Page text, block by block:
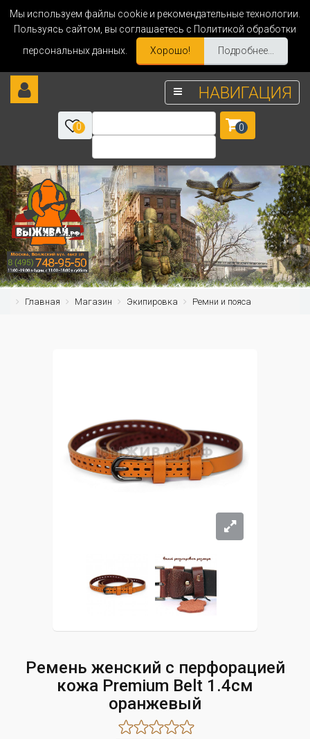
Мы используем файлы cookie и рекомендательные технологии.
Пользуясь сайтом, вы соглашаетесь с Политикой обработки
персональных данных.
Хорошо! Подробнее...
НАВИГАЦИЯ
0 0
Главная Магазин Экипировка Ремни и пояса
Ремень женский с перфорацией
кожа Premium Belt 1.4cм
оранжевый